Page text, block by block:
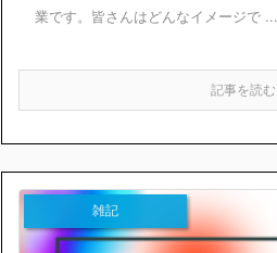
業です。皆さんはどんなイメージで ...
記事を読む
雑記